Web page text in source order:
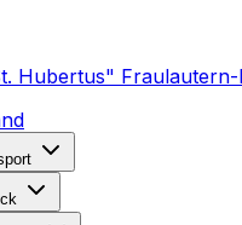
Hubertus" Fraulautern-